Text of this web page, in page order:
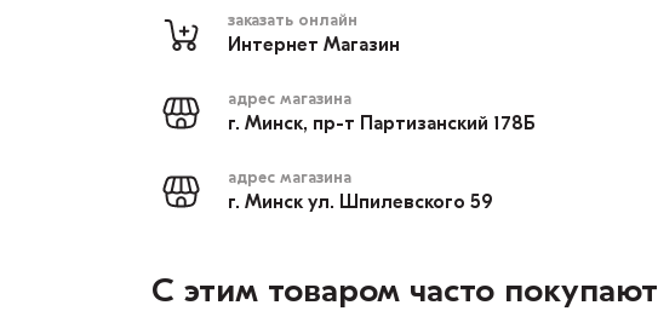
заказать онлайн
Интернет Магазин
адрес магазина
г. Минск, пр-т Партизанский 178Б
адрес магазина
г. Минск ул. Шпилевского 59
С этим товаром часто покупают